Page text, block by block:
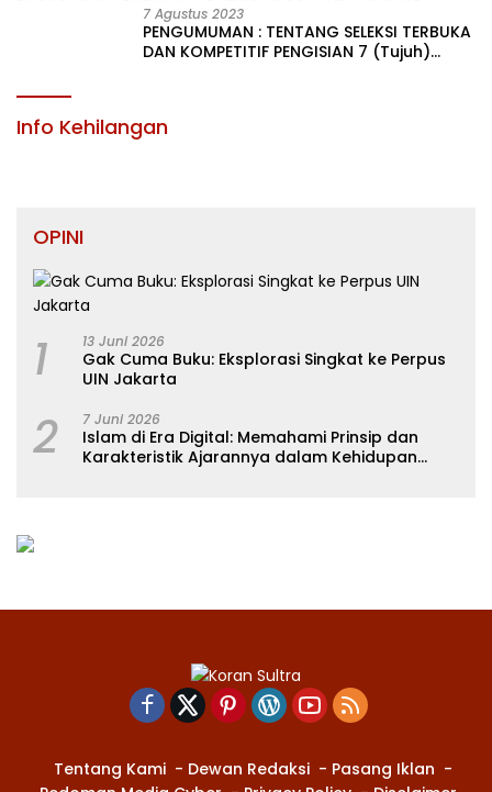
7 Agustus 2023
PENGUMUMAN : TENTANG SELEKSI TERBUKA
DAN KOMPETITIF PENGISIAN 7 (Tujuh)
Info Kehilangan
OPINI
1 13 Juni 2026
Gak Cuma Buku: Eksplorasi Singkat ke Perpus
UIN Jakarta
2 7 Juni 2026
Islam di Era Digital: Memahami Prinsip dan
Karakteristik Ajarannya dalam Kehidupan
Tentang Kami Dewan Redaksi
Pasang Iklan